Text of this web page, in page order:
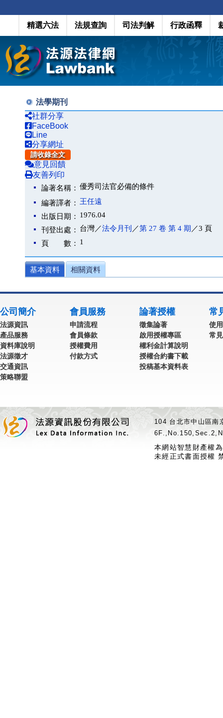
精選六法 法規查詢 司法判解 行政函釋
法學期刊
社群分享
FaceBook
Line
分享網址
請收錄全文
意見回饋
友善列印
論著名稱： 優秀司法官必備的條件
編著譯者： 王任遠
出版日期： 1976.04
刊登出處： 台灣／法令月刊 ／第 27 卷 第 4 期 ／3 頁
頁 數： 1
基本資料 相關資料
公司簡介
法源資訊
產品服務
資料庫說明
法源徵才
交通資訊
策略聯盟
會員服務
申請流程
會員條款
授權費用
付款方式
論著授權
徵集論著
啟用授權專區
權利金計算說明
授權合約書下載
投稿基本資料表
常
使
常
104 台北市中山區
本網站智慧財產權
未經正式書面授權